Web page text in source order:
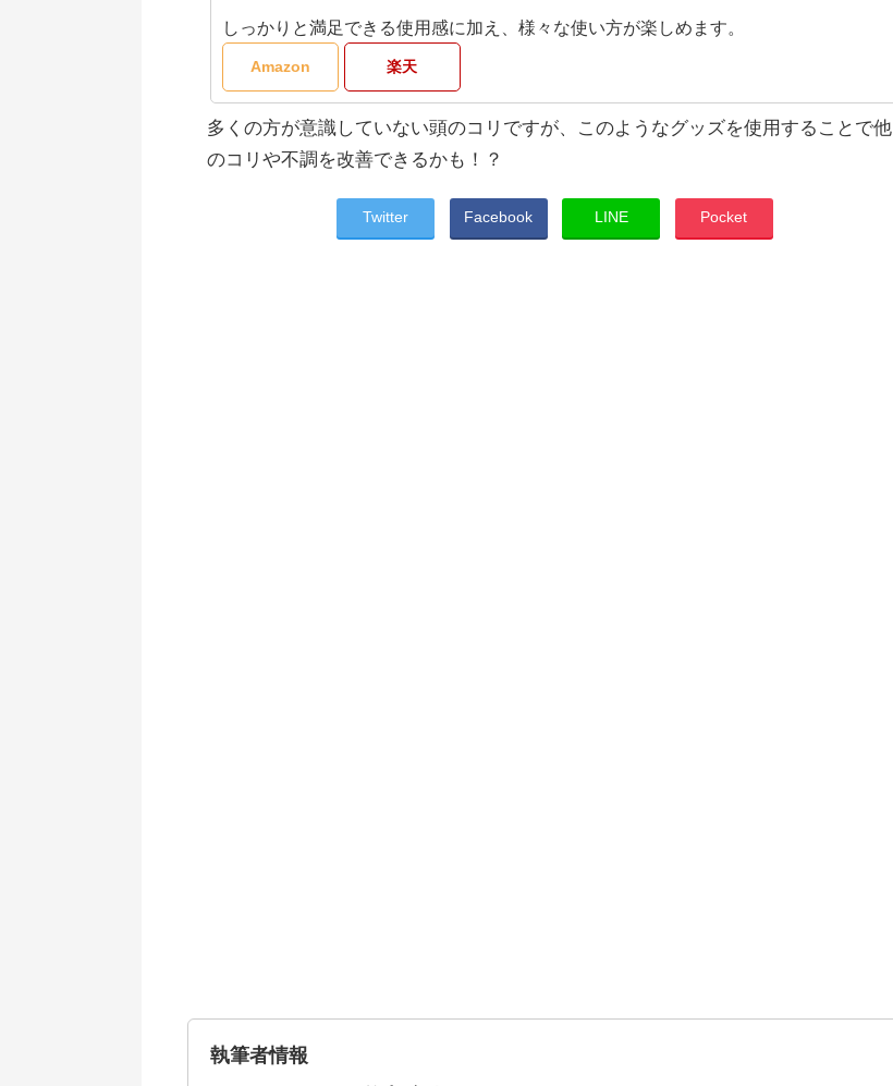
しっかりと満足できる使用感に加え、様々な使い方が楽しめます。
Amazon 楽天
多くの方が意識していない頭のコリですが、このようなグッズを使用することで他
のコリや不調を改善できるかも！？
Twitter Facebook LINE Pocket
執筆者情報